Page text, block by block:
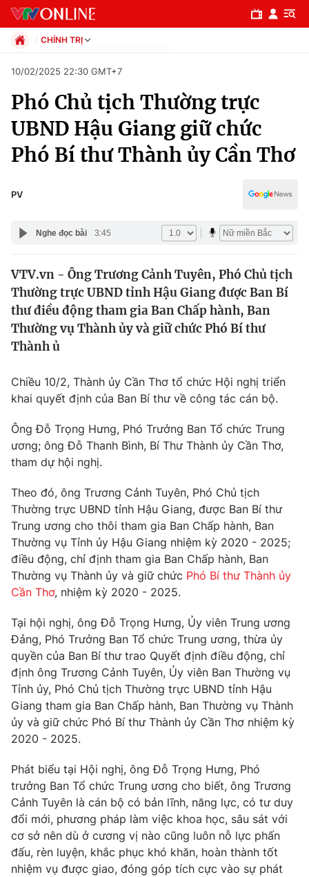
Chuyên mục
Chính trị
Thế giới
Tin tức
Thế giới đó đây
Câu chuyện quốc tế
Kinh tế
Thị trường
Góc doanh nghiệp
Dữ liệu và đời sống
Truyền hình
Phim VTV
Nhân vật
Khán giả
Giải sao mai
Giải trí
Điện ảnh
Âm nhạc
Sao
Đời sống
Du lịch
Làm đẹp
Chất lượng cuộc sống
Giáo dục
Tuyển sinh
Học trực tuyến
Công nghệ
Sản phẩm
Thị trường
Tư vấn
Giao lưu trực tuyến
Lịch phát sóng
Chuyên mục khác
Emagazine
Photo Infographic
Video Shorts video
VTV Money VTV Thể thao
CHÍNH TRỊ
Xã hội
Pháp luật
Thể thao
Truyền hình
Giáo dục
10/02/2025 22:30 GMT+7
Phó Chủ tịch Thường trực
UBND Hậu Giang giữ chức
Phó Bí thư Thành ủy Cần Thơ
PV
Nghe đọc bài 3:45
VTV.vn - Ông Trương Cảnh Tuyên, Phó Chủ tịch
Thường trực UBND tỉnh Hậu Giang được Ban Bí
thư điều động tham gia Ban Chấp hành, Ban
Thường vụ Thành ủy và giữ chức Phó Bí thư
Thành ủ
Chiều 10/2, Thành ủy Cần Thơ tổ chức Hội nghị triển
khai quyết định của Ban Bí thư về công tác cán bộ.
Ông Đỗ Trọng Hưng, Phó Trưởng Ban Tổ chức Trung
ương; ông Đỗ Thanh Bình, Bí Thư Thành ủy Cần Thơ,
tham dự hội nghị.
Theo đó, ông Trương Cảnh Tuyên, Phó Chủ tịch
Thường trực UBND tỉnh Hậu Giang, được Ban Bí thư
Trung ương cho thôi tham gia Ban Chấp hành, Ban
Thường vụ Tỉnh ủy Hậu Giang nhiệm kỳ 2020 - 2025;
điều động, chỉ định tham gia Ban Chấp hành, Ban
Thường vụ Thành ủy và giữ chức Phó Bí thư Thành ủy
Cần Thơ, nhiệm kỳ 2020 - 2025.
Tại hội nghị, ông Đỗ Trọng Hưng, Ủy viên Trung ương
Đảng, Phó Trưởng Ban Tổ chức Trung ương, thừa ủy
quyền của Ban Bí thư trao Quyết định điều động, chỉ
định ông Trương Cảnh Tuyên, Ủy viên Ban Thường vụ
Tỉnh ủy, Phó Chủ tịch Thường trực UBND tỉnh Hậu
Giang tham gia Ban Chấp hành, Ban Thường vụ Thành
ủy và giữ chức Phó Bí thư Thành ủy Cần Thơ nhiệm kỳ
2020 - 2025.
Phát biểu tại Hội nghị, ông Đỗ Trọng Hưng, Phó
trưởng Ban Tổ chức Trung ương cho biết, ông Trương
Cảnh Tuyên là cán bộ có bản lĩnh, năng lực, có tư duy
đổi mới, phương pháp làm việc khoa học, sâu sát với
cơ sở nên dù ở cương vị nào cũng luôn nỗ lực phấn
đấu, rèn luyện, khắc phục khó khăn, hoàn thành tốt
nhiệm vụ được giao, đóng góp tích cực vào sự phát